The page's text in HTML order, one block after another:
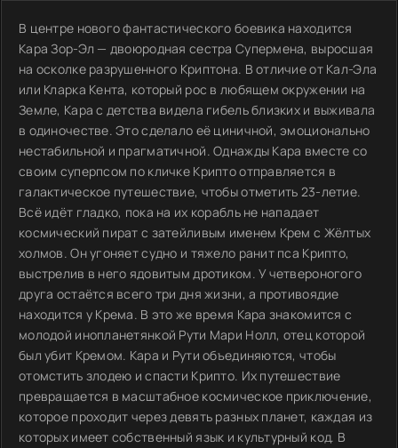
В центре нового фантастического боевика находится
Кара Зор-Эл — двоюродная сестра Супермена, выросшая
на осколке разрушенного Криптона. В отличие от Кал-Эла
или Кларка Кента, который рос в любящем окружении на
Земле, Кара с детства видела гибель близких и выживала
в одиночестве. Это сделало её циничной, эмоционально
нестабильной и прагматичной. Однажды Кара вместе со
своим суперпсом по кличке Крипто отправляется в
галактическое путешествие, чтобы отметить 23-летие.
Всё идёт гладко, пока на их корабль не нападает
космический пират с затейливым именем Крем с Жёлтых
холмов. Он угоняет судно и тяжело ранит пса Крипто,
выстрелив в него ядовитым дротиком. У четвероногого
друга остаётся всего три дня жизни, а противоядие
находится у Крема. В это же время Кара знакомится с
молодой инопланетянкой Рути Мари Нолл, отец которой
был убит Кремом. Кара и Рути объединяются, чтобы
отомстить злодею и спасти Крипто. Их путешествие
превращается в масштабное космическое приключение,
которое проходит через девять разных планет, каждая из
которых имеет собственный язык и культурный код. В